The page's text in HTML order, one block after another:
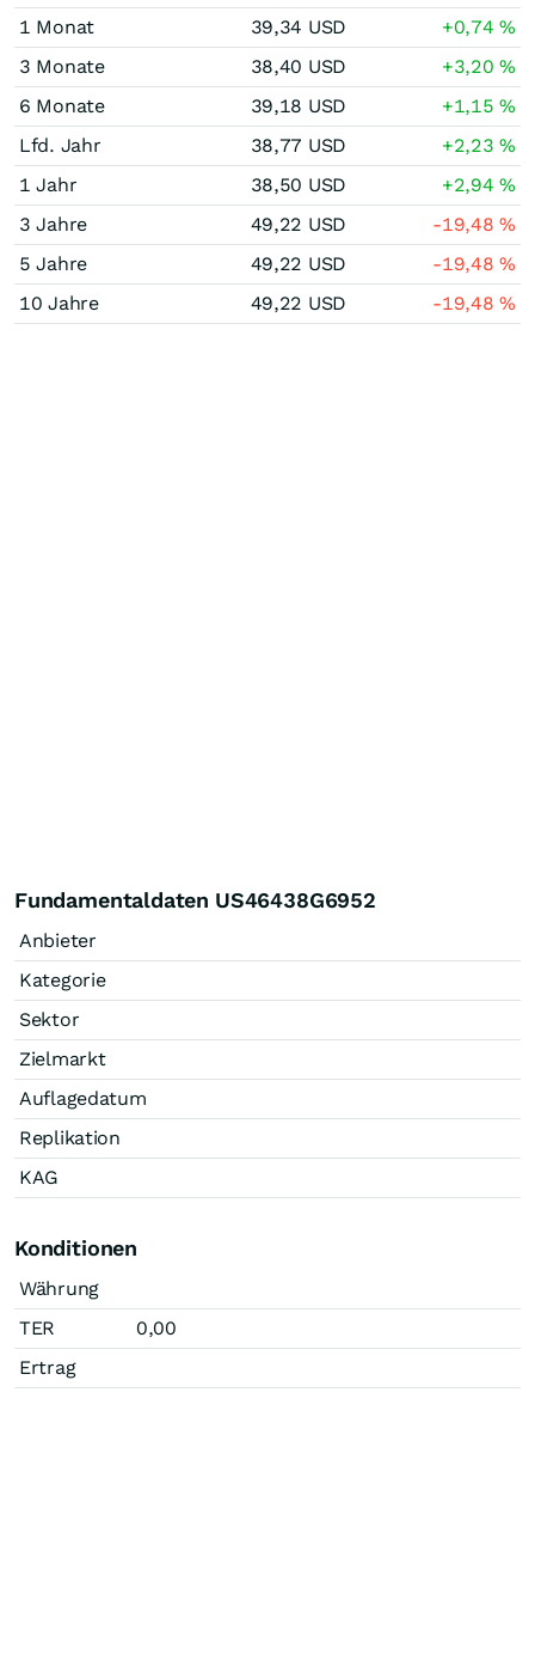
1 Monat
39,34 USD +0,74%
3 Monate
38,40 USD +3,20%
6 Monate
39,18 USD +1,15%
Lfd. Jahr
38,77 USD +2,23%
1 Jahr
38,50 USD +2,94%
3 Jahre
49,22 USD -19,48%
5 Jahre
49,22 USD -19,48%
10 Jahre
49,22 USD -19,48%
Fundamentaldaten US46438G6952
Anbieter
Kategorie
Sektor
Zielmarkt
Auflagedatum
Replikation
KAG
Konditionen
Währung
TER
0,00
Ertrag